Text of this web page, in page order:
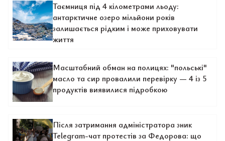
Таємниця під 4 кілометрами льоду:
антарктичне озеро мільйони років
залишається рідким і може приховувати
життя
Масштабний обман на полицях: "польські"
масло та сир провалили перевірку — 4 із 5
продуктів виявилися підробкою
Після затримання адміністратора зник
Telegram-чат протестів за Федорова: що